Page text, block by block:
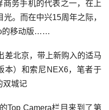
务手机的代表之一，在上
。而在中兴15周年之际，
的移动版……
北京，带上新购入的适马
本）和索尼NEX6，笔者于
双城记
Camera栏目来到了第